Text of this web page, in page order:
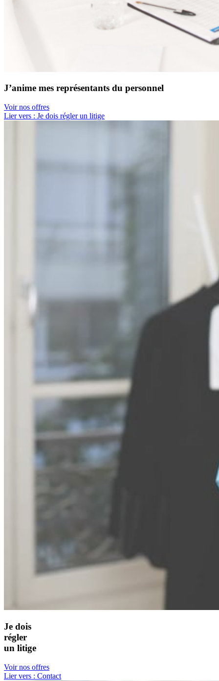
J’anime mes représentants du personnel
Voir nos offres
Lier vers : Je dois régler un litige
Je dois
régler
un litige
Voir nos offres
Lier vers : Contact